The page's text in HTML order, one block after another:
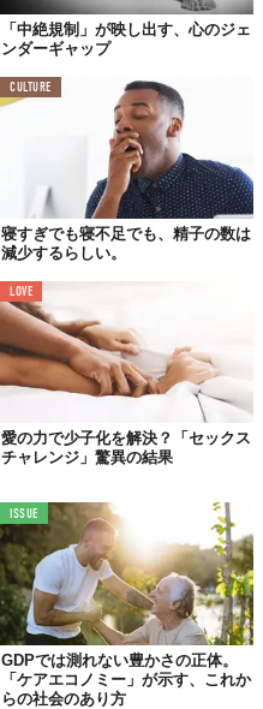
「中絶規制」が映し出す、心のジェ
ンダーギャップ
CULTURE
寝すぎでも寝不足でも、精子の数は
減少するらしい。
LOVE
愛の力で少子化を解決？「セックス
チャレンジ」驚異の結果
ISSUE
GDPでは測れない豊かさの正体。
「ケアエコノミー」が示す、これか
らの社会のあり方